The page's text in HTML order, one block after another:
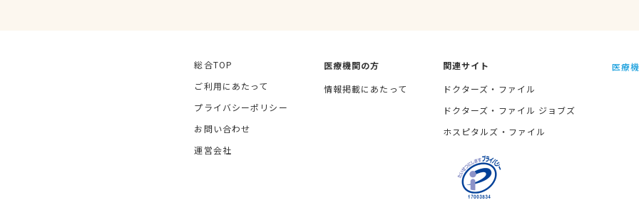
総合TOP
ご利用にあたって
プライバシーポリシー
お問い合わせ
運営会社
医療機関の方
情報掲載にあたって
関連サイト
ドクターズ・ファイル
ドクターズ・ファイル ジョブズ
ホスピタルズ・ファイル
医療